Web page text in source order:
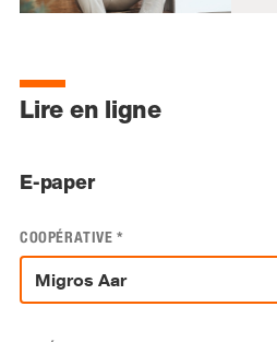
Lire en ligne
E-paper
COOPÉRATIVE *